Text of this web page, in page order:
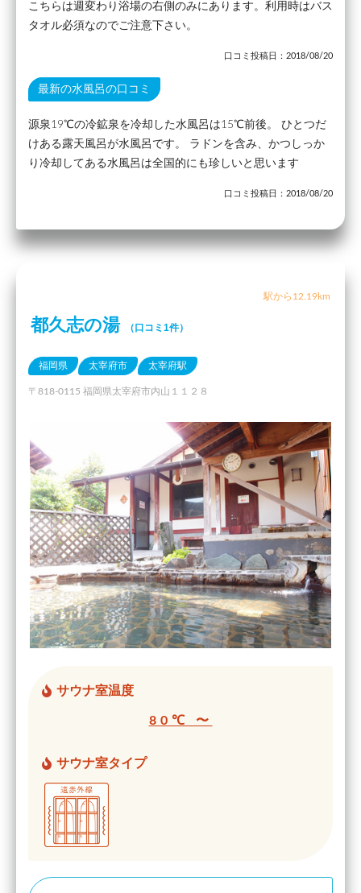
こちらは週変わり浴場の右側のみにあります。利用時はバス
タオル必須なのでご注意下さい。
口コミ投稿日：2018/08/20
最新の水風呂の口コミ
源泉19℃の冷鉱泉を冷却した水風呂は15℃前後。 ひとつだ
けある露天風呂が水風呂です。 ラドンを含み、かつしっか
り冷却してある水風呂は全国的にも珍しいと思います
口コミ投稿日：2018/08/20
駅から12.19km
都久志の湯 （口コミ1件）
福岡県 太宰府市 太宰府駅
〒818-0115 福岡県太宰府市内山１１２８
サウナ室温度
80℃ 〜
サウナ室タイプ